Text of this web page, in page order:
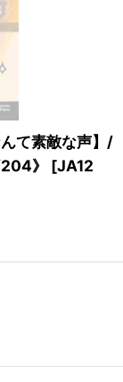
て素敵な声】/
》
[JA12